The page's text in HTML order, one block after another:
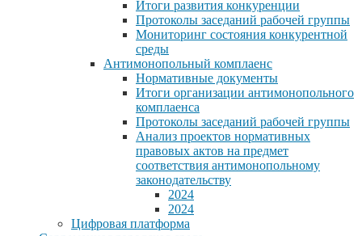
Итоги развития конкуренции
Протоколы заседаний рабочей группы
Мониторинг состояния конкурентной
среды
Антимонопольный комплаенс
Нормативные документы
Итоги организации антимонопольного
комплаенса
Протоколы заседаний рабочей группы
Анализ проектов нормативных
правовых актов на предмет
соответствия антимонопольному
законодательству
2024
2024
Цифровая платформа